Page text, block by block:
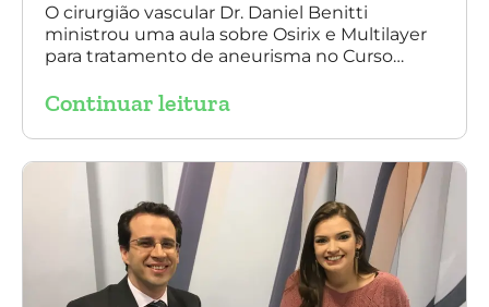
O cirurgião vascular Dr. Daniel Benitti
ministrou uma aula sobre Osirix e Multilayer
para tratamento de aneurisma no Curso
2017). Agradecemos a todos os participantes
Sergio Belczak pelo convite!
Continuar leitura